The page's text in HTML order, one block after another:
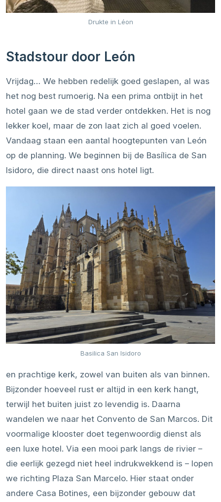
Drukte in Léon
Stadstour door León
Vrijdag… We hebben redelijk goed geslapen, al was
het nog best rumoerig. Na een prima ontbijt in het
hotel gaan we de stad verder ontdekken. Het is nog
lekker koel, maar de zon laat zich al goed voelen.
Vandaag staan een aantal hoogtepunten van León
op de planning. We beginnen bij de Basílica de San
Isidoro, die direct naast ons hotel ligt.
Basilica San Isidoro
en prachtige kerk, zowel van buiten als van binnen.
Bijzonder hoeveel rust er altijd in een kerk hangt,
terwijl het buiten juist zo levendig is. Daarna
wandelen we naar het Convento de San Marcos. Dit
voormalige klooster doet tegenwoordig dienst als
een luxe hotel. Via een mooi park langs de rivier –
die eerlijk gezegd niet heel indrukwekkend is – lopen
we richting Plaza San Marcelo. Hier staat onder
andere Casa Botines, een bijzonder gebouw dat